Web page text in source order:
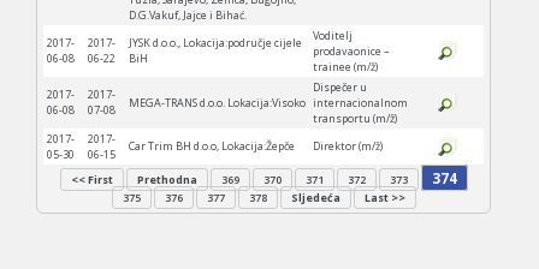
D.G.Vakuf, Jajce i Bihać.
2017-
06-08
2017-
06-22
JYSK d.o.o., Lokacija:područje cijele
BiH
Voditelj
prodavaonice –
trainee (m/ž)
2017-
06-08
2017-
07-08
MEGA-TRANS d.o.o. Lokacija:Visoko
Dispečer u
internacionalnom
transportu (m/ž)
2017-
05-30
2017-
06-15
Car Trim BH d.o.o, Lokacija:Žepče Direktor (m/ž)
<< First Prethodna 369 370 371 372 373 374
375 376 377 378 Sljedeća Last >>